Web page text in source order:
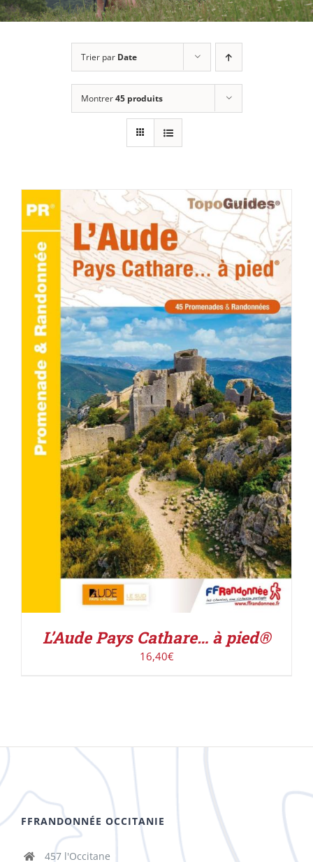
Trier par Date
Montrer45 produits
AJOUTER AU PANIER / DÉTAILS
L’Aude Pays Cathare… à pied®
16,40€
FFRANDONNÉE OCCITANIE
457 l'Occitane